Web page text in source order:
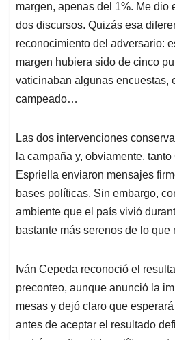
margen, apenas del 1%. Me dio
dos discursos. Quizás esa
reconocimiento del adversario:
margen hubiera sido de cinco
vaticinaban algunas encuestas,
campeado…
Las dos intervenciones
la campaña y, obviamente,
Espriella enviaron mensajes
bases políticas. Sin embargo,
ambiente que el país vivió
bastante más serenos de lo que
Iván Cepeda reconoció el
preconteo, aunque anunció la
mesas y dejó claro que
antes de aceptar el resultado